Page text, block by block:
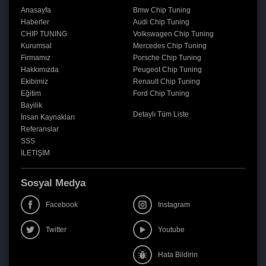
Anasayfa
Haberler
CHIP TUNING
Kurumsal
Firmamız
Hakkımızda
Ekibimiz
Eğitim
Bayilik
İnsan Kaynakları
Referanslar
SSS
İLETİŞİM
Bmw Chip Tuning
Audi Chip Tuning
Volkswagen Chip Tuning
Mercedes Chip Tuning
Porsche Chip Tuning
Peugeot Chip Tuning
Renault Chip Tuning
Ford Chip Tuning
Detaylı Tüm Liste
Sosyal Medya
Facebook Instagram
Twitter Youtube
Hata Bildirin